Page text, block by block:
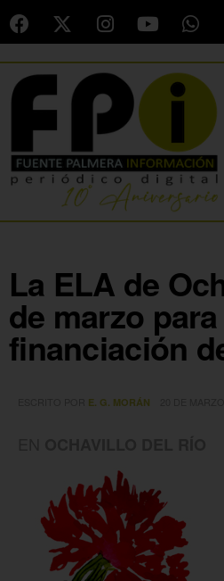
La ELA de
de marzo
financiación
E. G. MORÁN